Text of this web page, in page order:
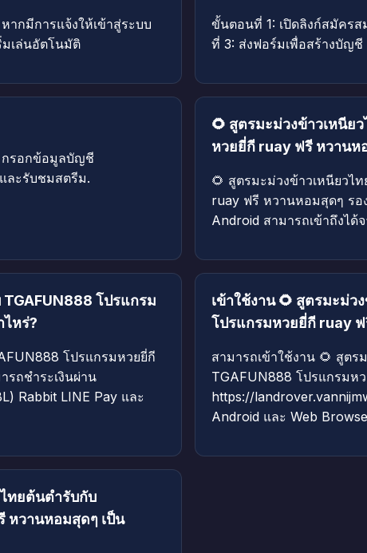
กมีการแจ้งให้เข้าสู่ระบบ
เล่นอัตโนมัติ
ขั้นตอนที่ 1: เปิดลิงก์สมัคร
ที่ 3: ส่งฟอร์มเพื่อสร้างบัญ
กรอกข้อมูลบัญชี
ละรับชมสตรีม.
🌻 สูตรมะม่วงข้าวเหนีย
หวยยี่กี ruay ฟรี หวานห
🌻 สูตรมะม่วงข้าวเหนียวไ
ruay ฟรี หวานหอมสุดๆ รอ
Android สามารถเข้าถึงไ
โปรแกรม
หร่?
โปรแกรมหวยยี่กี
ถชำระเงินผ่าน
Rabbit LINE Pay และ
เข้าใช้งาน 🌻 สูตรมะม่
โปรแกรมหวยยี่กี ruay
สามารถเข้าใช้งาน 🌻 สูต
TGAFUN888 โปรแกรมห
https://
Android และ Web
ทยต้นตำรับกับ
หวานหอมสุดๆ เป็น